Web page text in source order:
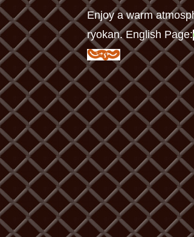
Enjoy a warm
ryokan. English Page: